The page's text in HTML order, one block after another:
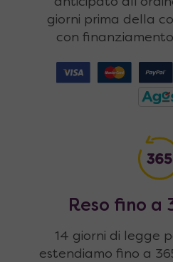
anticipato
giorni prima della
con
Reso fino a
14 giorni di legge
estendiamo fino a